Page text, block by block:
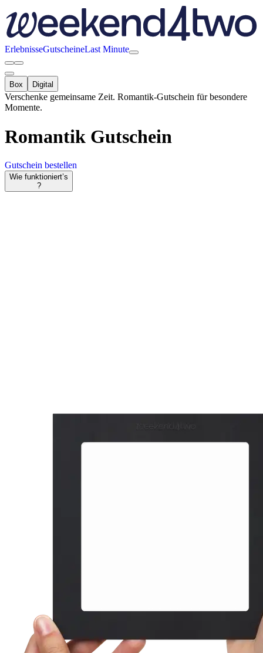
ErlebnisseGutscheineLast Minute
Box Digital
Verschenke gemeinsame Zeit. Romantik-Gutschein für besondere
Momente.
Romantik Gutschein
Gutschein bestellen
Wie funktioniert’s
?